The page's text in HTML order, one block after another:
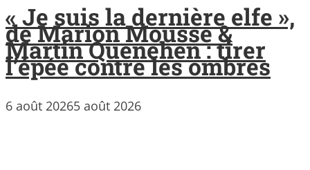
« Je suis la dernière elfe »,
de Marion Mousse &
Martin Quenehen : tirer
l’épée contre les ombres
6 août 20265 août 2026